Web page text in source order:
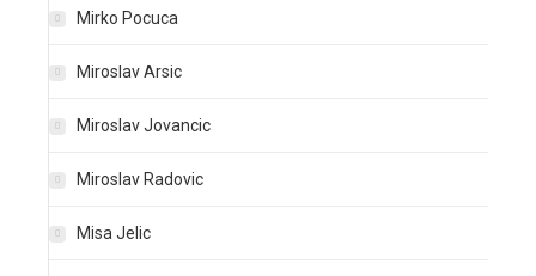
Mirko Pocuca
Miroslav Arsic
Miroslav Jovancic
Miroslav Radovic
Misa Jelic